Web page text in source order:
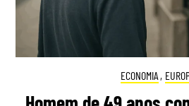
ECONOMIA ,